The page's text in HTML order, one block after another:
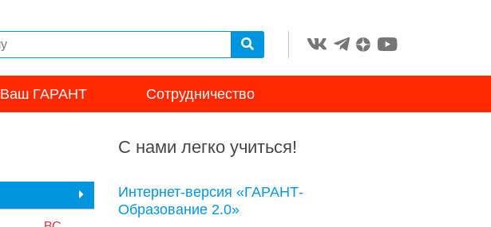
Ваш ГАРАНТ Сотрудничество
С нами легко учиться!
Интернет-версия «ГАРАНТ-
Образование 2.0»